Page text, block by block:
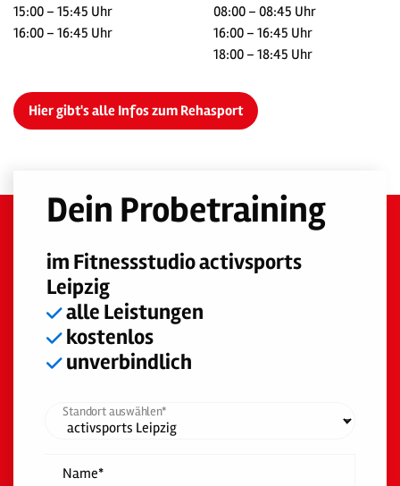
15:00 – 15:45 Uhr
16:00 – 16:45 Uhr
08:00 – 08:45 Uhr
16:00 – 16:45 Uhr
18:00 – 18:45 Uhr
Hier gibt's alle Infos zum Rehasport
Dein Probetraining
im Fitnessstudio activsports
Leipzig
alle Leistungen
kostenlos
unverbindlich
Standort auswählen*
Name*